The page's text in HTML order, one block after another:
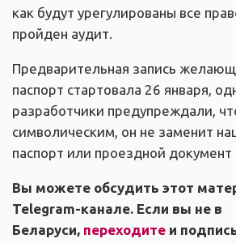
как будут урегулированы все
пройден аудит.
Предварительная запись
паспорт стартовала 26 января,
разработчики предупреждали,
символическим, он не заменит
паспорт или проездной документ
Вы можете обсудить этот
Telegram-канале. Если вы не в
Беларуси, переходите и